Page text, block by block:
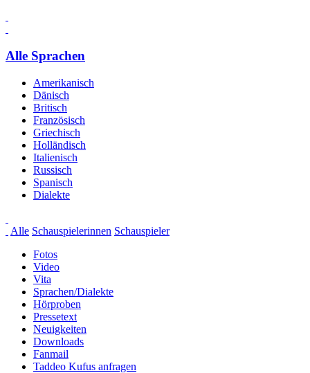
Alle Sprachen
Amerikanisch
Dänisch
Britisch
Französisch
Griechisch
Holländisch
Italienisch
Russisch
Spanisch
Dialekte
Alle Schauspielerinnen Schauspieler
Fotos
Video
Vita
Sprachen/Dialekte
Hörproben
Pressetext
Neuigkeiten
Downloads
Fanmail
Taddeo Kufus anfragen